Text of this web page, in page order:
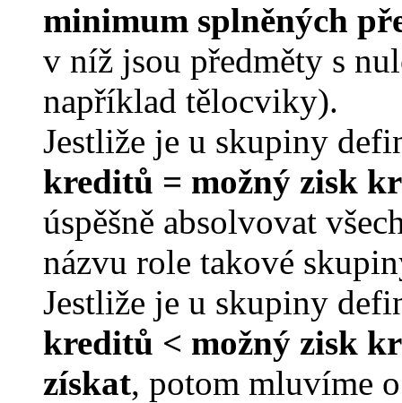
minimum splněných
v níž jsou předměty s
například tělocviky).
Jestliže je u skupiny
kreditů = možný zisk
úspěšně absolvovat
názvu role takové
Jestliže je u skupiny
kreditů < možný zisk
získat, potom mluvíme